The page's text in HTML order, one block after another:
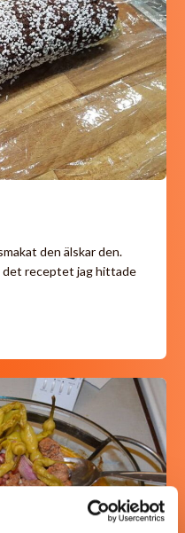
den älskar den.
det receptet jag hittade